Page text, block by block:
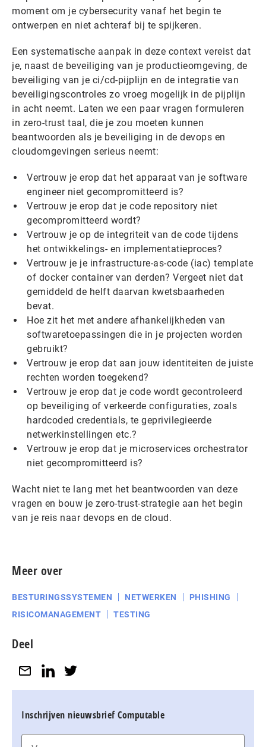
moment om je cybersecurity vanaf het begin te
ontwerpen en niet achteraf bij te spijkeren.
Een systematische aanpak in deze context vereist dat
je, naast de beveiliging van je productieomgeving, de
beveiliging van je ci/cd-pijplijn en de integratie van
beveiligingscontroles zo vroeg mogelijk in de pijplijn
in acht neemt. Laten we een paar vragen formuleren
in zero-trust taal, die je zou moeten kunnen
beantwoorden als je beveiliging in de devops en
cloudomgevingen serieus neemt:
Vertrouw je erop dat het apparaat van je software
engineer niet gecompromitteerd is?
Vertrouw je erop dat je code repository niet
gecompromitteerd wordt?
Vertrouw je op de integriteit van de code tijdens
het ontwikkelings- en implementatieproces?
Vertrouw je je infrastructure-as-code (iac) template
of docker container van derden? Vergeet niet dat
gemiddeld de helft daarvan kwetsbaarheden
bevat.
Hoe zit het met andere afhankelijkheden van
softwaretoepassingen die in je projecten worden
gebruikt?
Vertrouw je erop dat aan jouw identiteiten de juiste
rechten worden toegekend?
Vertrouw je erop dat je code wordt gecontroleerd
op beveiliging of verkeerde configuraties, zoals
hardcoded credentials, te geprivilegieerde
netwerkinstellingen etc.?
Vertrouw je erop dat je microservices orchestrator
niet gecompromitteerd is?
Wacht niet te lang met het beantwoorden van deze
vragen en bouw je zero-trust-strategie aan het begin
van je reis naar devops en de cloud.
Meer over
BESTURINGSSYSTEMEN NETWERKEN
PHISHING
RISICOMANAGEMENT
TESTING
Deel
Inschrijven nieuwsbrief Computable